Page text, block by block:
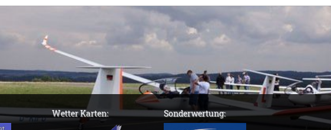
Wetter Karten: Sonderwertung: